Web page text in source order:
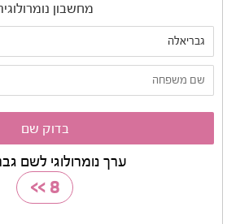
מחשבון
ערך נומרולוגי לשם
8
>>